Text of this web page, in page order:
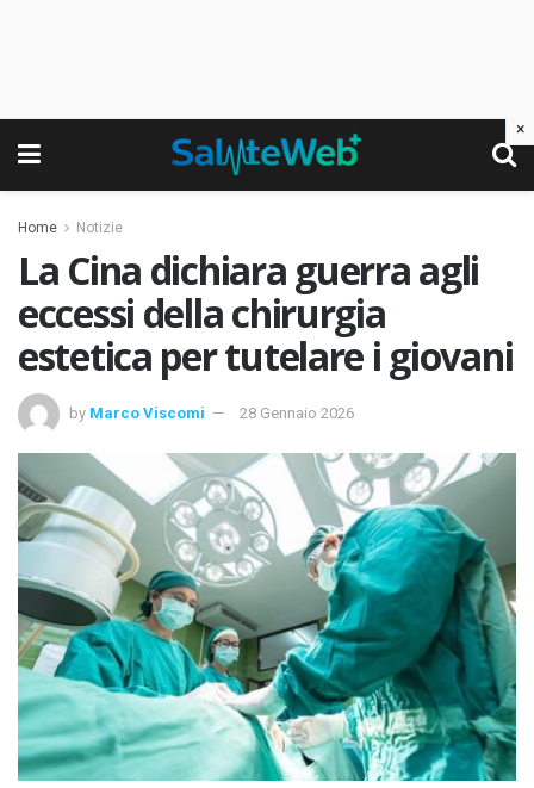
Home Notizie
La Cina dichiara guerra agli
eccessi della chirurgia
estetica per tutelare i giovani
by Marco Viscomi 28 Gennaio 2026
×